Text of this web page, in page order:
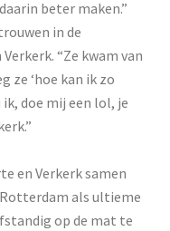
beter maken.”
in de
“Ze kwam van
ze ‘hoe kan ik zo
ik, doe mij een lol, je
en Verkerk samen
als ultieme
op de mat te